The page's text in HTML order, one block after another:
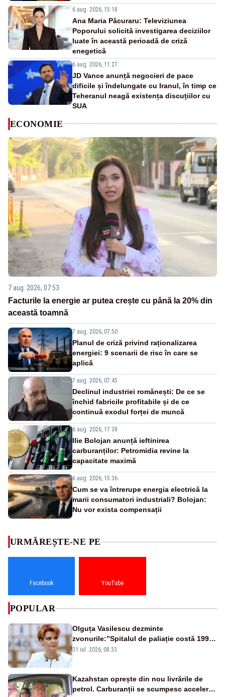
6 aug. 2026, 15:18
Ana Maria Păcuraru: Televiziunea
Poporului solicită investigarea deciziilor
luate în această perioadă de criză
enegetică
6 aug. 2026, 11:27
JD Vance anunță negocieri de pace
dificile și îndelungate cu Iranul, în timp ce
Teheranul neagă existența discuțiilor cu
SUA
ECONOMIE
7 aug. 2026, 07:53
Facturile la energie ar putea crește cu până la 20% din
această toamnă
7 aug. 2026, 07:50
Planul de criză privind raționalizarea
energiei: 9 scenarii de risc în care se
aplică
7 aug. 2026, 07:45
Declinul industriei românești: De ce se
închid fabricile profitabile și de ce
continuă exodul forței de muncă
6 aug. 2026, 17:38
Ilie Bolojan anunță ieftinirea
carburanților: Petromidia revine la
capacitate maximă
6 aug. 2026, 15:36
Cum se va întrerupe energia electrică la
marii consumatori industriali? Bolojan:
Nu vor exista compensații
URMĂREȘTE-NE PE
Facebook YouTube
POPULAR
Olguța Vasilescu dezminte
zvonurile:”Spitalul de paliație costă 199
de milioane de euro, nu 500 de milioane”
31 iul. 2026, 08:33
Kazahstan oprește din nou livrările de
petrol. Carburanții se scumpesc accelerat,